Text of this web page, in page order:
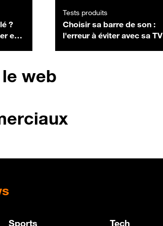
?
en
Tests produits
Choisir sa barre de son :
l'erreur à éviter avec sa TV
web
Sports Tech